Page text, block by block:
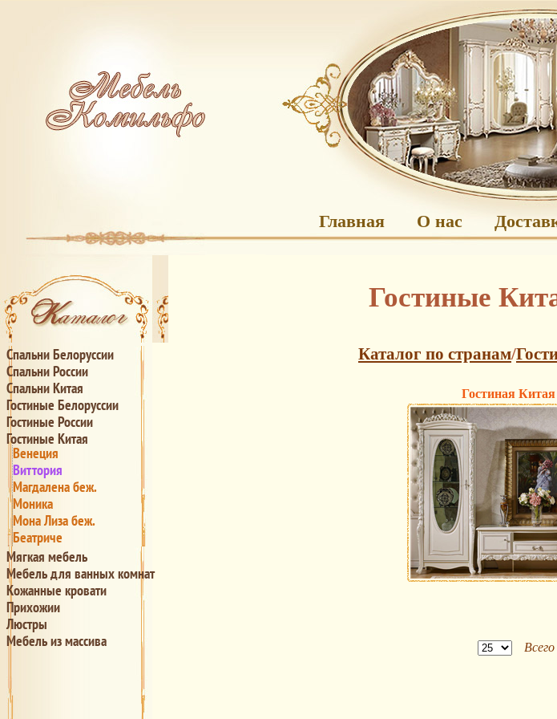
Главная О нас
Спальни Белоруссии
Спальни России
Спальни Китая
Гостиные Белоруссии
Гостиные России
Гостиные Китая
Венеция
Виттория
Магдалена беж.
Моника
Мона Лиза беж.
Беатриче
Мягкая мебель
Мебель для ванных комнат
Кожанные кровати
Прихожии
Люстры
Мебель из массива
Гостиные
Каталог по странам/
Гостиная